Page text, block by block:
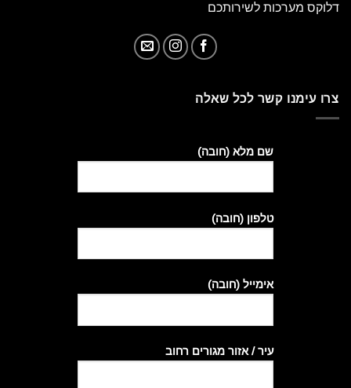
דלוקס מערכות לשירותכם
צרו עימנו קשר לכל שאלה
שם מלא (חובה)
טלפון (חובה)
אימייל (חובה)
עיר / אזור מגורים רחוב